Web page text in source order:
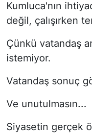
Kumluca'nın
değil, çalışırken
Çünkü vatandaş
istemiyor.
Vatandaş sonuç
Ve unutulmasın...
Siyasetin gerçek